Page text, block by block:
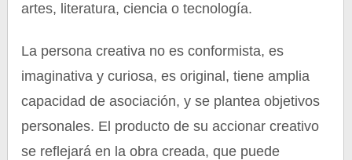
artes, literatura, ciencia o tecnología.
La persona creativa no es conformista, es
imaginativa y curiosa, es original, tiene amplia
capacidad de asociación, y se plantea objetivos
personales. El producto de su accionar creativo
se reflejará en la obra creada, que puede